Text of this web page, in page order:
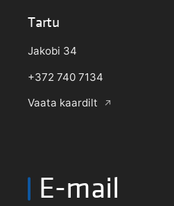
Tartu
Jakobi 34
+372 740 7134
Vaata kaardilt
E-mail